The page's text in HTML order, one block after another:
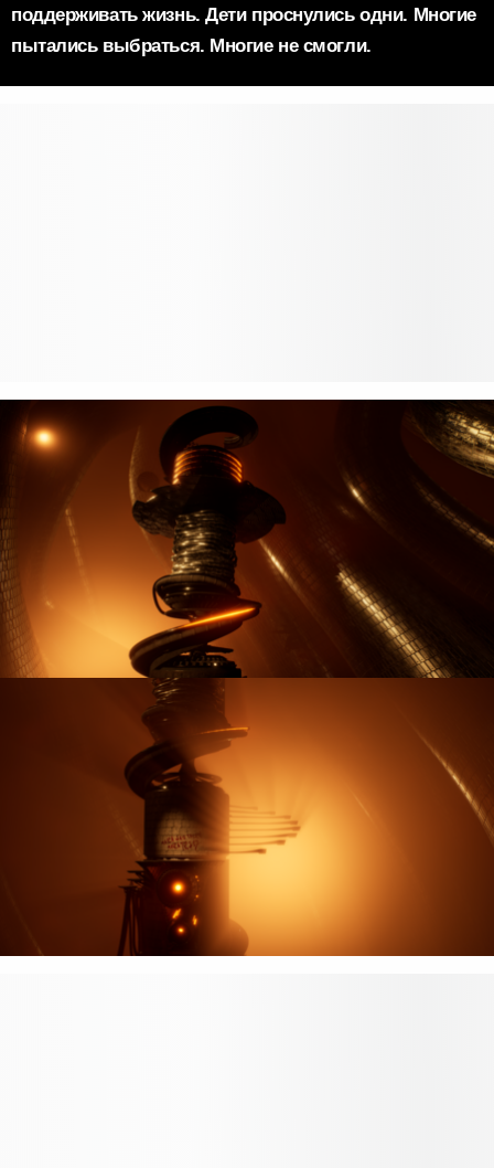
поддерживать жизнь. Дети проснулись одни. Многие